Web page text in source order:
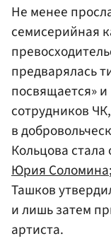
Не менее
семисерийная
предварялась
посвящается»
сотрудников
в
Кольцова
Юрия Соломина
Ташков
и лишь затем
артиста.